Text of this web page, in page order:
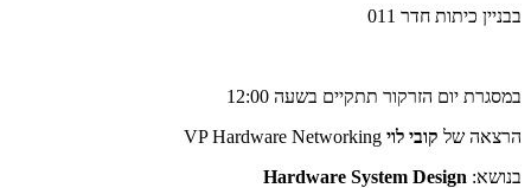
בבניין כיתות חדר 011
במסגרת יום הזרקור תתקיים בשעה 12:00
הרצאה של קובי לוי
בנושא: Hardware System Design